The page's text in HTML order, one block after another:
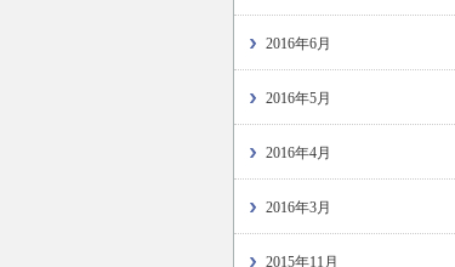
2016年6月
2016年5月
2016年4月
2016年3月
2015年11月